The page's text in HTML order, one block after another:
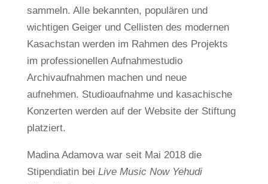
sammeln. Alle bekannten, populären und
wichtigen Geiger und Cellisten des modernen
Kasachstan werden im Rahmen des Projekts
im professionellen Aufnahmestudio
Archivaufnahmen machen und neue
aufnehmen. Studioaufnahme und kasachische
Konzerten werden auf der Website der Stiftung
platziert.
Madina Adamova war seit Mai 2018 die
Stipendiatin bei Live Music Now Yehudi